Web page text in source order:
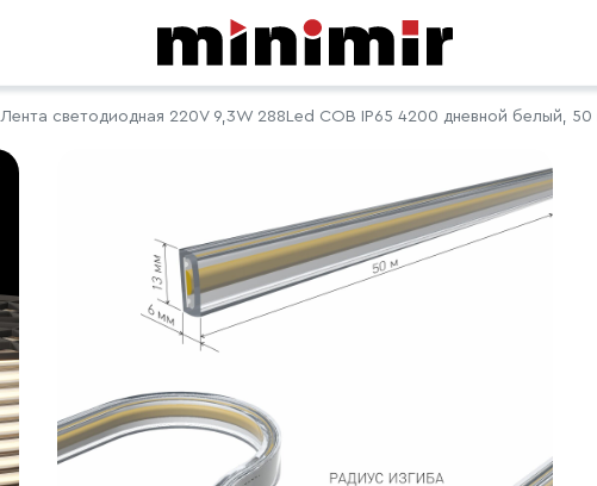
Лента светодиодная 220V 9,3W 288Led COB IP65 4200 дневной белый,